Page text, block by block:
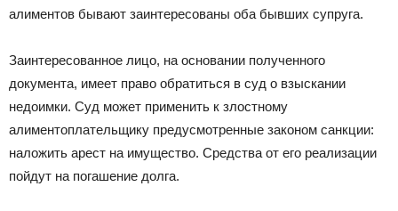
алиментов бывают заинтересованы оба бывших супруга.
Заинтересованное лицо, на основании полученного
документа, имеет право обратиться в суд о взыскании
недоимки. Суд может применить к злостному
алиментоплательщику предусмотренные законом санкции:
наложить арест на имущество. Средства от его реализации
пойдут на погашение долга.